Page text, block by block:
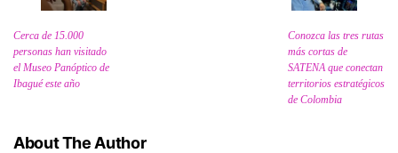
Cerca de 15.000
personas han visitado
el Museo Panóptico de
Ibagué este año
Conozca las tres rutas
más cortas de
SATENA que conectan
territorios estratégicos
de Colombia
About The Author